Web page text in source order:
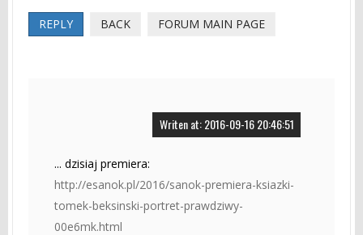
REPLY BACK FORUM MAIN PAGE
Writen at: 2016-09-16 20:46:51
... dzisiaj premiera:
http://esanok.pl/2016/sanok-premiera-ksiazki-
tomek-beksinski-portret-prawdziwy-
00e6mk.html